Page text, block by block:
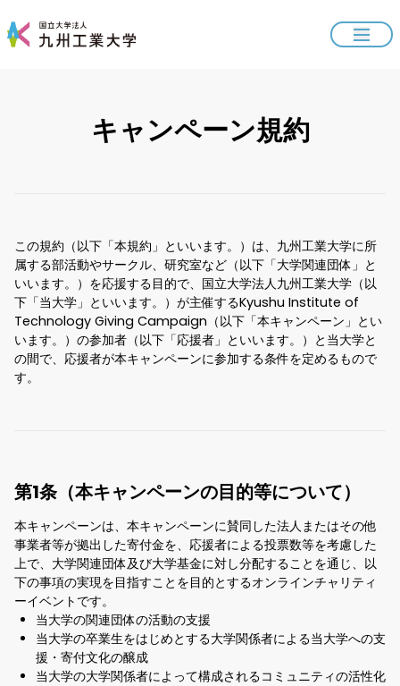
キャンペーン規約
この規約（以下「本規約」といいます。）は、九州工業大学に所
属する部活動やサークル、研究室など（以下「大学関連団体」と
いいます。）を応援する目的で、国立大学法人九州工業大学（以
下「当大学」といいます。）が主催するKyushu Institute of
Technology Giving Campaign（以下「本キャンペーン」とい
います。）の参加者（以下「応援者」といいます。）と当大学と
の間で、応援者が本キャンペーンに参加する条件を定めるもので
す。
第1条（本キャンペーンの目的等について）
本キャンペーンは、本キャンペーンに賛同した法人またはその他
事業者等が拠出した寄付金を、応援者による投票数等を考慮した
上で、大学関連団体及び大学基金に対し分配することを通じ、以
下の事項の実現を目指すことを目的とするオンラインチャリティ
ーイベントです。
当大学の関連団体の活動の支援
当大学の卒業生をはじめとする大学関係者による当大学への支
援・寄付文化の醸成
当大学の大学関係者によって構成されるコミュニティの活性化